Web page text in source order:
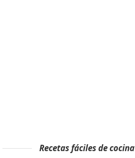
Recetas fáciles de cocina